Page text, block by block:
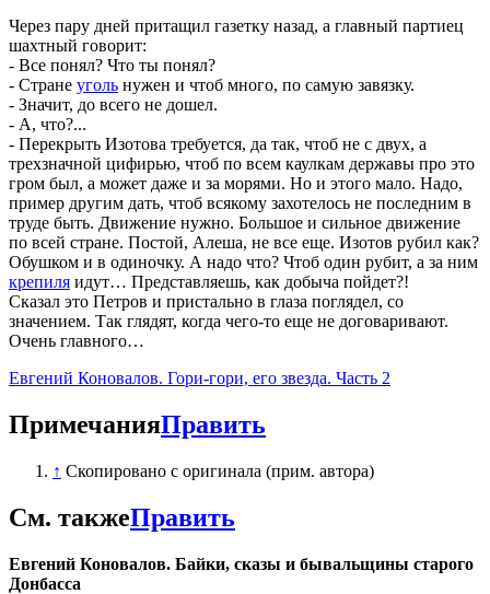
Через пару дней притащил газетку назад, а главный партиец
шахтный говорит:
- Все понял? Что ты понял?
- Стране уголь нужен и чтоб много, по самую завязку.
- Значит, до всего не дошел.
- А, что?...
- Перекрыть Изотова требуется, да так, чтоб не с двух, а
трехзначной цифирью, чтоб по всем каулкам державы про это
гром был, а может даже и за морями. Но и этого мало. Надо,
пример другим дать, чтоб всякому захотелось не последним в
труде быть. Движение нужно. Большое и сильное движение
по всей стране. Постой, Алеша, не все еще. Изотов рубил как?
Обушком и в одиночку. А надо что? Чтоб один рубит, а за ним
крепиля идут… Представляешь, как добыча пойдет?!
Сказал это Петров и пристально в глаза поглядел, со
значением. Так глядят, когда чего-то еще не договаривают.
Очень главного…
Евгений Коновалов. Гори-гори, его звезда. Часть 2
ПримечанияПравить
↑ Скопировано с оригинала (прим. автора)
См. такжеПравить
Евгений Коновалов. Байки, сказы и бывальщины старого
Донбасса